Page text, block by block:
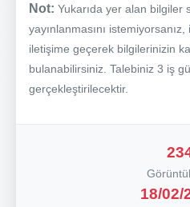
Not: Yukarıda yer alan bilgiler
yayınlanmasını
iletişime geçerek bilgilerinizin
bulanabilirsiniz. Talebiniz 3 iş
gerçekleştirilecektir.
18/02/